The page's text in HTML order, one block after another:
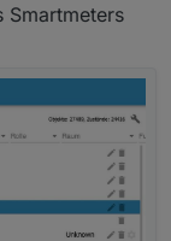
Smartmeters